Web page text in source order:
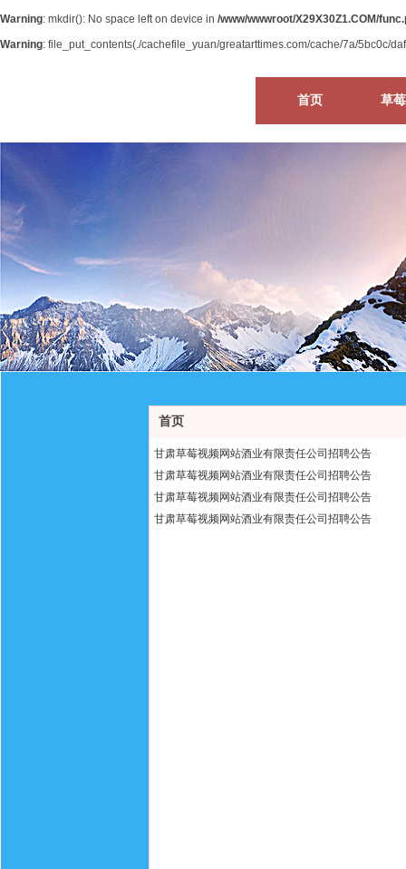
Warning: mkdir(): No space left on device in /www/wwwroot/X29X30Z1.COM/
Warning: file_put_contents(./cachefile_yuan/greatarttimes.com/cache/7a/5bc0c/
首页 草
首页
甘肃草莓视频网站酒业有限责任公司招聘公告
甘肃草莓视频网站酒业有限责任公司招聘公告
甘肃草莓视频网站酒业有限责任公司招聘公告
甘肃草莓视频网站酒业有限责任公司招聘公告